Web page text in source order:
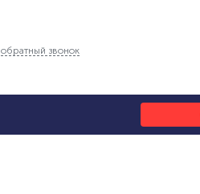
обратный звонок